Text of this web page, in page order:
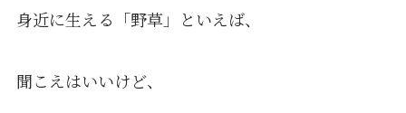
身近に生える「野草」といえば、
聞こえはいいけど、